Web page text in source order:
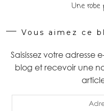
Une robe
Vous aimez ce
Saisissez votre
blog et recevoir une